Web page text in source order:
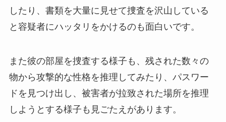
したり、書類を大量に見せて捜査を沢山している
と容疑者にハッタリをかけるのも面白いです。
また彼の部屋を捜査する様子も、残された数々の
物から攻撃的な性格を推理してみたり、パスワー
ドを見つけ出し、被害者が拉致された場所を推理
しようとする様子も見ごたえがあります。